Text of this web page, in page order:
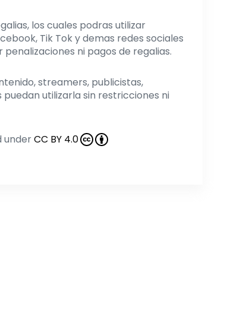
los cuales podras utilizar
Tik Tok y demas redes sociales
ni pagos de regalias.
streamers, publicistas,
utilizarla sin restricciones ni
underCC BY 4.0